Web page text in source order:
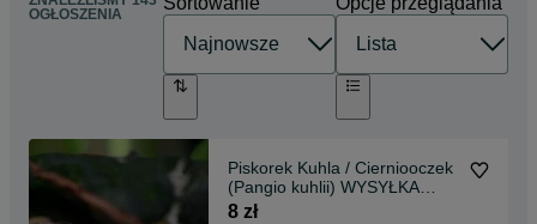
OGŁOSZENIA
Piskorek Kuhla / Cierniooczek
(Pangio kuhlii) WYSYŁKA
AKWAWIN
8 zł